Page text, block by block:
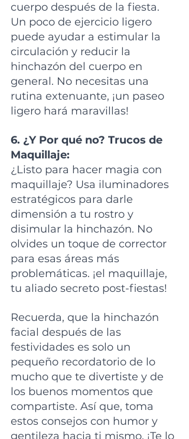
cuerpo después de la fiesta.
Un poco de ejercicio ligero
puede ayudar a estimular la
circulación y reducir la
hinchazón del cuerpo en
general. No necesitas una
rutina extenuante, ¡un paseo
ligero hará maravillas!
6. ¿Y Por qué no? Trucos de
Maquillaje:
¿Listo para hacer magia con
maquillaje? Usa iluminadores
estratégicos para darle
dimensión a tu rostro y
disimular la hinchazón. No
olvides un toque de corrector
para esas áreas más
problemáticas. ¡el maquillaje,
tu aliado secreto post-fiestas!
Recuerda, que la hinchazón
facial después de las
festividades es solo un
pequeño recordatorio de lo
mucho que te divertiste y de
los buenos momentos que
compartiste. Así que, toma
estos consejos con humor y
gentileza hacia ti mismo. ¡Te lo